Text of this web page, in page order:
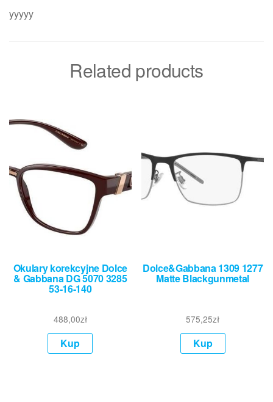
yyyyy
Related products
Okulary korekcyjne Dolce
& Gabbana DG 5070 3285
53-16-140
488,00zł
Kup
Dolce&Gabbana 1309 1277
Matte Blackgunmetal
575,25zł
Kup